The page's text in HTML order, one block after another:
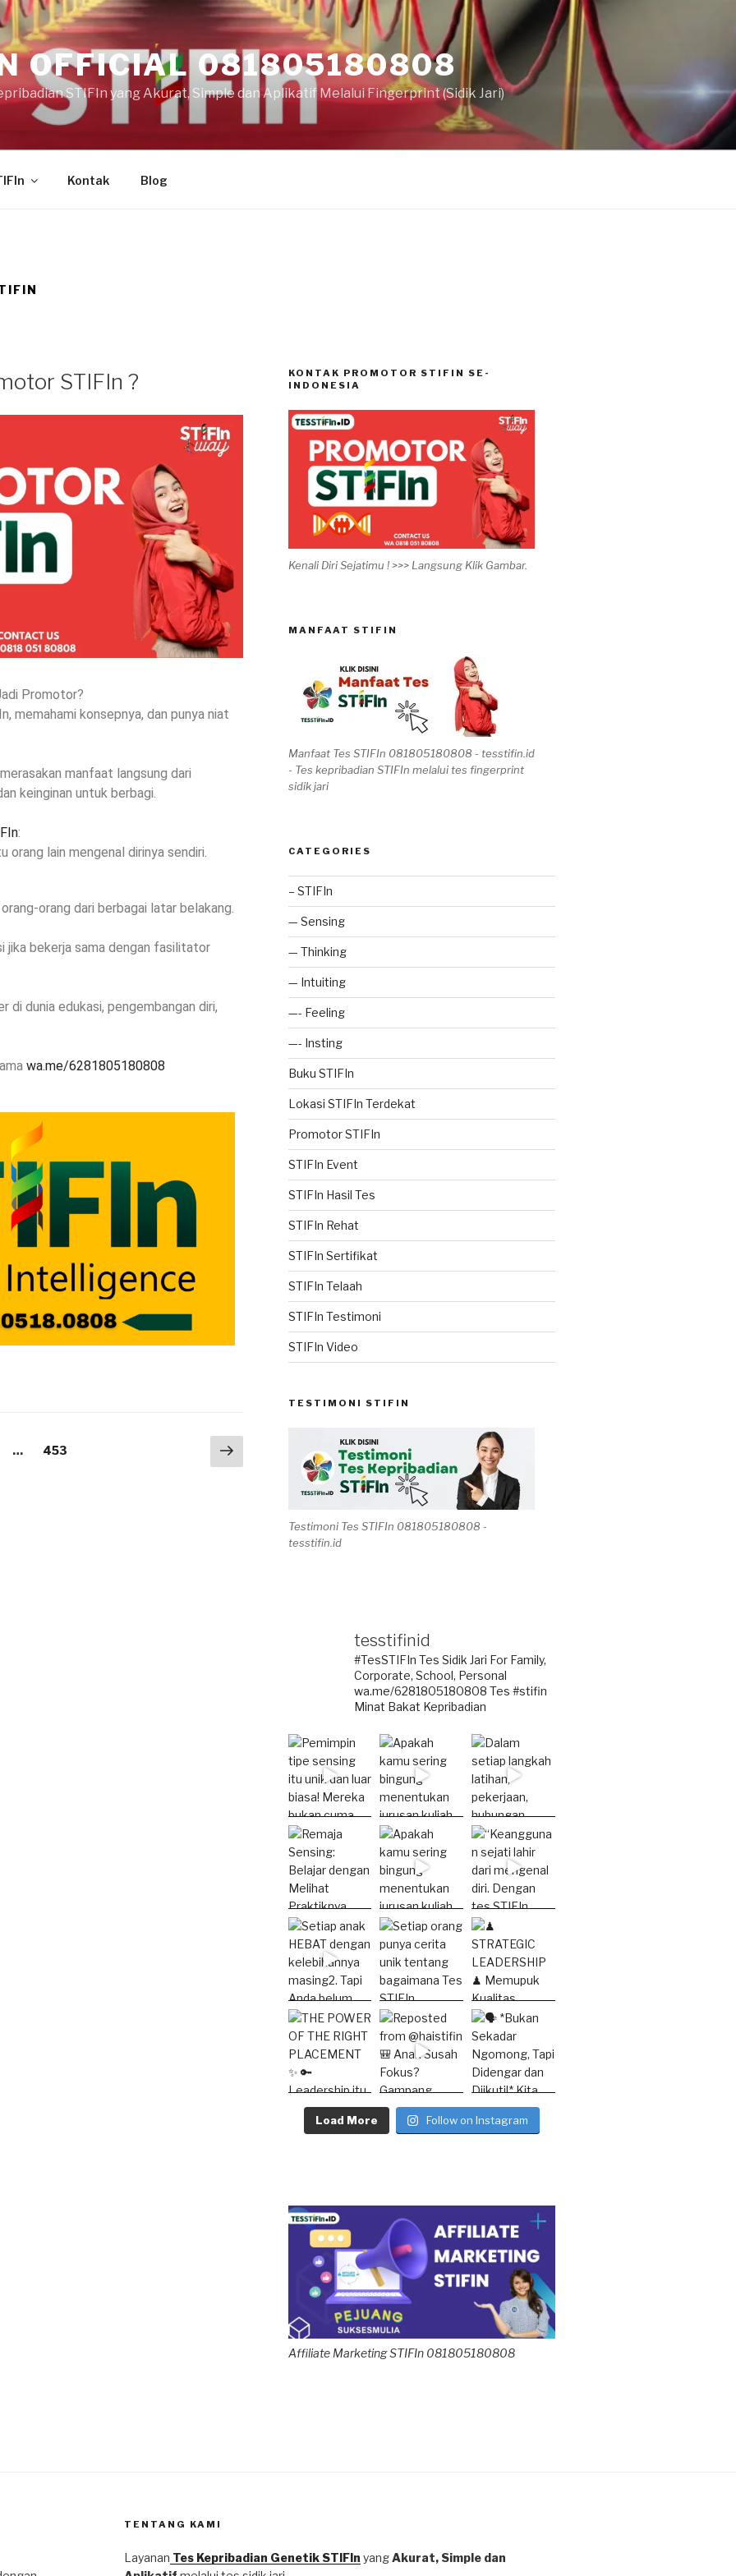
OFFICIAL 081805180808
STIFIn yang Akurat, Simple dan Aplikatif Melalui Fingerprint (Sidik Jari)
Kontak Blog
STIFIn ?
Promotor?
memahami konsepnya, dan punya niat
manfaat langsung dari
keinginan untuk berbagi.
:
orang lain mengenal dirinya sendiri.
orang dari berbagai latar belakang.
jika bekerja sama dengan fasilitator
di dunia edukasi, pengembangan diri,
wa.me/6281805180808
… 453
KONTAK PROMOTOR STIFIN SE-
INDONESIA
Kenali Diri Sejatimu ! >>> Langsung Klik Gambar.
MANFAAT STIFIN
Manfaat Tes STIFIn 081805180808 - tesstifin.id
- Tes kepribadian STIFIn melalui tes fingerprint
sidik jari
CATEGORIES
– STIFIn
— Sensing
— Thinking
— Intuiting
—- Feeling
—- Insting
Buku STIFIn
Lokasi STIFIn Terdekat
Promotor STIFIn
STIFIn Event
STIFIn Hasil Tes
STIFIn Rehat
STIFIn Sertifikat
STIFIn Telaah
STIFIn Testimoni
STIFIn Video
TESTIMONI STIFIN
Testimoni Tes STIFIn 081805180808 -
tesstifin.id
tesstifinid
#TesSTIFIn Tes Sidik Jari For Family,
Corporate, School, Personal
wa.me/6281805180808 Tes #stifin
Minat Bakat Kepribadian
Load More Follow on Instagram
Affiliate Marketing STIFIn 081805180808
TENTANG KAMI
Layanan Tes Kepribadian Genetik STIFIn yangAkurat, Simple dan